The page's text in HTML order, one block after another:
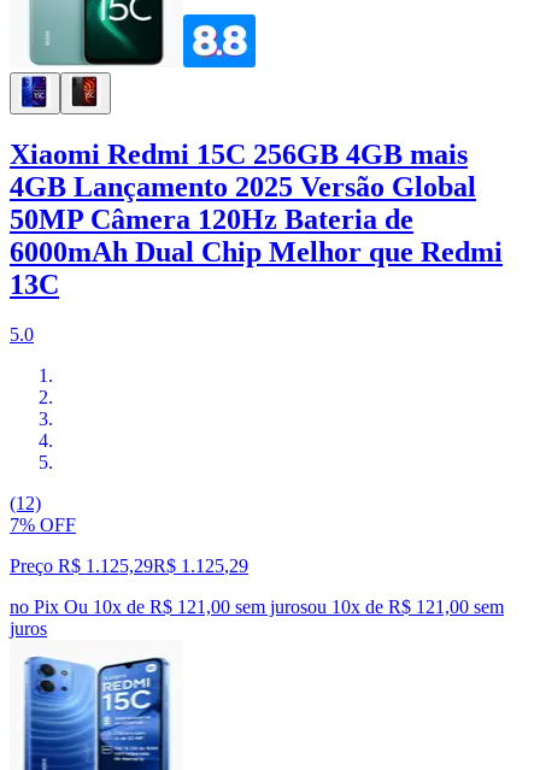
Xiaomi Redmi 15C 256GB 4GB mais
4GB Lançamento 2025 Versão Global
50MP Câmera 120Hz Bateria de
6000mAh Dual Chip Melhor que Redmi
13C
5.0
(12)
7% OFF
Preço R$ 1.125,29R$ 1.125,29
no Pix Ou 10x de R$ 121,00 sem jurosou 10x de R$ 121,00 sem
juros